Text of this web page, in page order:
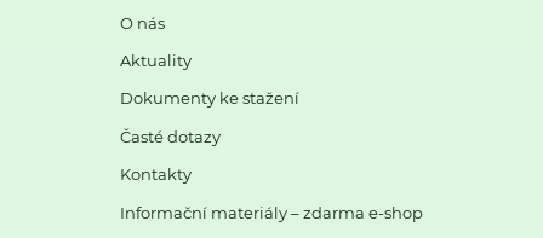
O nás
Aktuality
Dokumenty ke stažení
Časté dotazy
Kontakty
Informační materiály – zdarma e-shop